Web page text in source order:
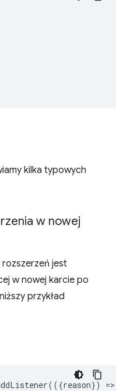
kilka typowych
w nowej
jest
w nowej karcie po
przykład
(({reason}) =>